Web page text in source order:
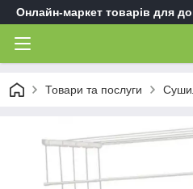
Онлайн-маркет товарів для
Товари та послуги